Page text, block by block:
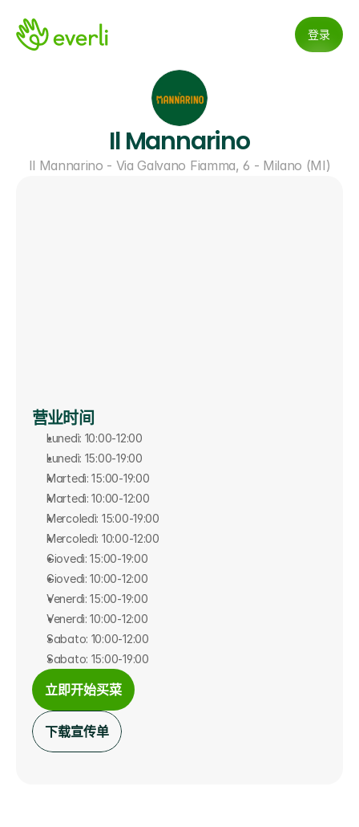
登录
Il Mannarino
Il Mannarino - Via Galvano Fiamma, 6 - Milano (MI)
营业时间
Lunedì: 10:00-12:00
Lunedì: 15:00-19:00
Martedì: 15:00-19:00
Martedì: 10:00-12:00
Mercoledì: 15:00-19:00
Mercoledì: 10:00-12:00
Giovedì: 15:00-19:00
Giovedì: 10:00-12:00
Venerdì: 15:00-19:00
Venerdì: 10:00-12:00
Sabato: 10:00-12:00
Sabato: 15:00-19:00
立即开始买菜
下载宣传单